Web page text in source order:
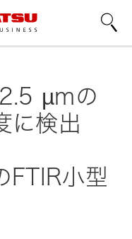
µmの
に検出
FTIR小型